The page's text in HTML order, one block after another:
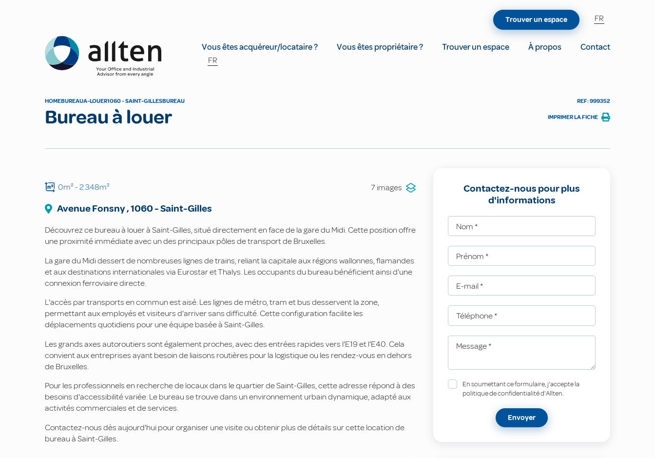
Allten
Vous êtes acquéreur/locataire ? Vous êtes propriétaire ? Trouver un espace À propos
Contact
FR
Trouver un espace FR
HOMEBUREAUA-LOUER1060 - SAINT-GILLESBUREAU
Bureau à louer
REF: 999352
IMPRIMER LA FICHE
0m²- 2.348m² 7 images
Avenue Fonsny,1060-Saint-Gilles
Découvrez ce bureau à louer à Saint-Gilles, situé directement en face de la gare du Midi. Cette position offre
une proximité immédiate avec un des principaux pôles de transport de Bruxelles.
La gare du Midi dessert de nombreuses lignes de trains, reliant la capitale aux régions wallonnes, flamandes
et aux destinations internationales via Eurostar et Thalys. Les occupants du bureau bénéficient ainsi d'une
connexion ferroviaire directe.
L'accès par transports en commun est aisé. Les lignes de métro, tram et bus desservent la zone,
permettant aux employés et visiteurs d'arriver sans difficulté. Cette configuration facilite les
déplacements quotidiens pour une équipe basée à Saint-Gilles.
Les grands axes autoroutiers sont également proches, avec des entrées rapides vers l'E19 et l'E40. Cela
convient aux entreprises ayant besoin de liaisons routières pour la logistique ou les rendez-vous en dehors
de Bruxelles.
Pour les professionnels en recherche de locaux dans le quartier de Saint-Gilles, cette adresse répond à des
besoins d'accessibilité variée. Le bureau se trouve dans un environnement urbain dynamique, adapté aux
activités commerciales et de services.
Contactez-nous dès aujourd'hui pour organiser une visite ou obtenir plus de détails sur cette location de
bureau à Saint-Gilles.
Contactez-nous pour plus
d'informations
Nom *
Prénom *
E-mail *
Téléphone*
Message*
En soumettant ce formulaire, j'accepte la
politique de confidentialité d'Allten.
Envoyer